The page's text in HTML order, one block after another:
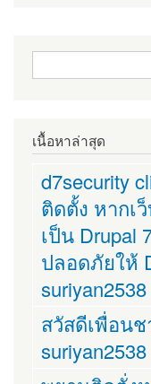
ฟอร์มค้นหา
เนื้อหาล่าสุด
d7security
ติดตั้ง หากเ
เป็น Drupal
ปลอดภัยให้
suriyan2538
สวัสดีเพื่อน
suriyan2538